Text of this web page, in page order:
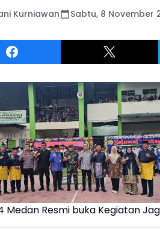
Kurniawan Sabtu, 8 November
Medan Resmi buka Kegiatan